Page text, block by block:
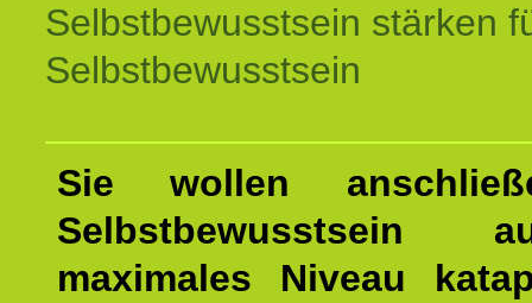
Selbstbewusstsein stärken
Selbstbewusstsein
Sie wollen
Selbstbewusstsein
maximales Niveau